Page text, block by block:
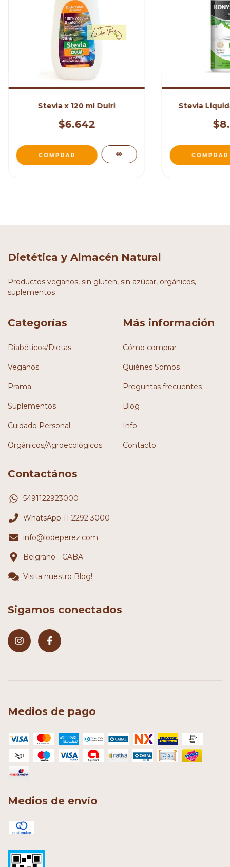
Stevia x 120 ml Dulri
$6.642
Stevia
Dietética y Almacén Natural
Productos veganos, sin gluten, sin azúcar, orgánicos,
suplementos
Categorías
Diabéticos/Dietas
Veganos
Prama
Suplementos
Cuidado Personal
Orgánicos/Agroecológicos
Más información
Cómo comprar
Quiénes Somos
Preguntas frecuentes
Blog
Info
Contacto
Contactános
5491122923000
WhatsApp 11 2292 3000
info@lodeperez.com
Belgrano - CABA
Visita nuestro Blog!
Sigamos conectados
Medios de pago
Medios de envío